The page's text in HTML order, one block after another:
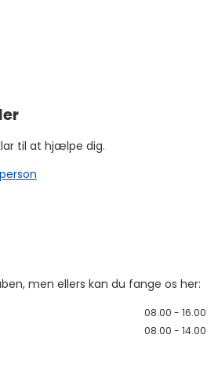
til at hjælpe dig.
men ellers kan du fange os her:
08.00 - 16.00
08.00 - 14.00